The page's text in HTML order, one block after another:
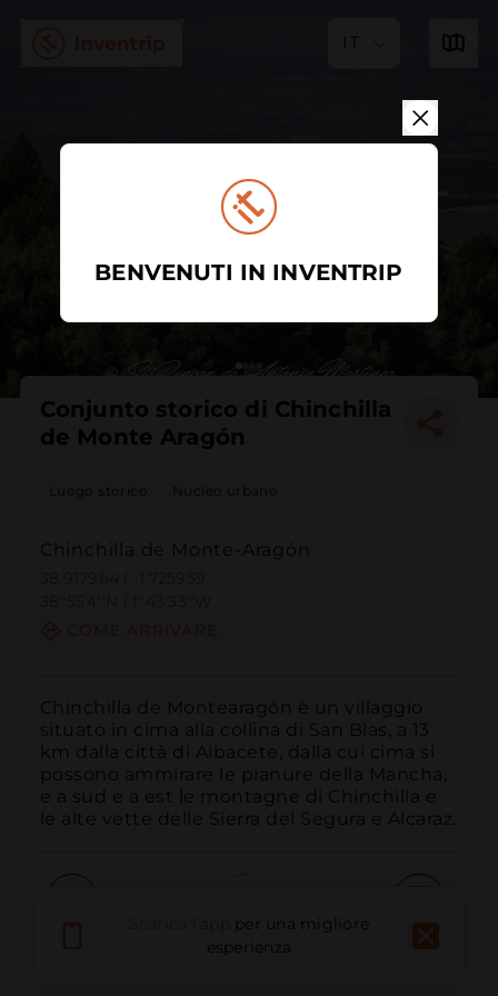
IT
Conjunto storico di Chinchilla
de Monte Aragón
Luogo storico Nucleo urbano
Chinchilla de Monte-Aragón
Chinchilla de Montearagón è un villaggio
situato in cima alla collina di San Blas, a 13
km dalla città di Albacete, dalla cui cima si
possono ammirare le pianure della Mancha,
e a sud e a est le montagne di Chinchilla e
le alte vette delle Sierra del Segura e Alcaraz.
E-mail
per una migliore
esperienza
BENVENUTI IN INVENTRIP